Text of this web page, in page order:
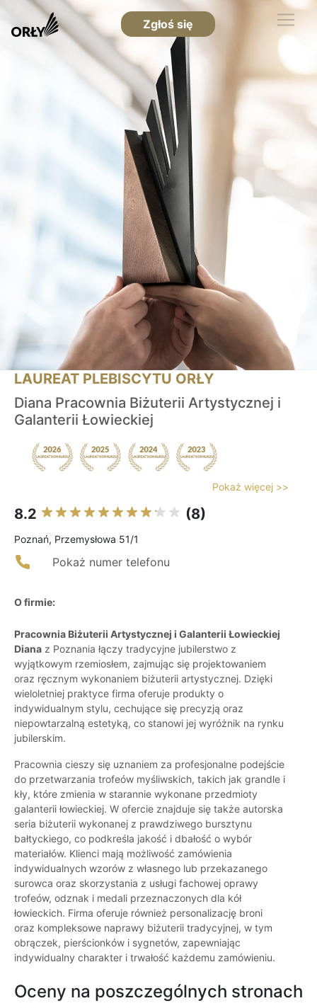
Zgłoś się
LAUREAT PLEBISCYTU ORŁY
Diana Pracownia Biżuterii Artystycznej i
Galanterii Łowieckiej
Pokaż więcej >>
8.2 (8)
Poznań, Przemysłowa 51/1
Pokaż numer telefonu
O firmie:
Pracownia Biżuterii Artystycznej i Galanterii Łowieckiej
Diana z Poznania łączy tradycyjne jubilerstwo z
wyjątkowym rzemiosłem, zajmując się projektowaniem
oraz ręcznym wykonaniem biżuterii artystycznej. Dzięki
wieloletniej praktyce firma oferuje produkty o
indywidualnym stylu, cechujące się precyzją oraz
niepowtarzalną estetyką, co stanowi jej wyróżnik na rynku
jubilerskim.
Pracownia cieszy się uznaniem za profesjonalne podejście
do przetwarzania trofeów myśliwskich, takich jak grandle i
kły, które zmienia w starannie wykonane przedmioty
galanterii łowieckiej. W ofercie znajduje się także autorska
seria biżuterii wykonanej z prawdziwego bursztynu
bałtyckiego, co podkreśla jakość i dbałość o wybór
materiałów. Klienci mają możliwość zamówienia
indywidualnych wzorów z własnego lub przekazanego
surowca oraz skorzystania z usługi fachowej oprawy
trofeów, odznak i medali przeznaczonych dla kół
łowieckich. Firma oferuje również personalizację broni
oraz kompleksowe naprawy biżuterii tradycyjnej, w tym
obrączek, pierścionków i sygnetów, zapewniając
indywidualny charakter i trwałość każdemu zamówieniu.
Oceny na poszczególnych stronach